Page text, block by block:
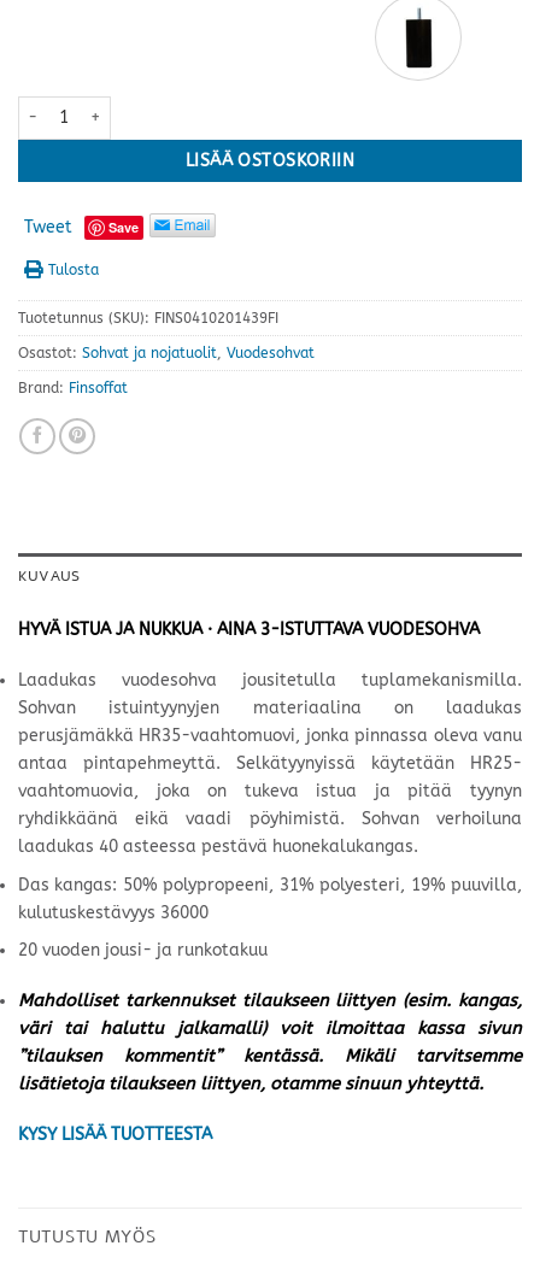
Aina 3-istuttava vuodesohva · useita värejä määrä
LISÄÄ OSTOSKORIIN
Tweet Save
Tulosta
Tuotetunnus (SKU): FINS0410201439FI
Osastot: Sohvat ja nojatuolit Vuodesohvat
Brand: Finsoffat
KUVAUS
HYVÄ ISTUA JA NUKKUA · AINA 3-ISTUTTAVA VUODESOHVA
Laadukas vuodesohva jousitetulla tuplamekanismilla.
Sohvan istuintyynyjen materiaalina on laadukas
perusjämäkkä HR35-vaahtomuovi, jonka pinnassa oleva vanu
antaa pintapehmeyttä. Selkätyynyissä käytetään HR25-
vaahtomuovia, joka on tukeva istua ja pitää tyynyn
ryhdikkäänä eikä vaadi pöyhimistä. Sohvan verhoiluna
laadukas 40 asteessa pestävä huonekalukangas.
Das kangas: 50% polypropeeni, 31% polyesteri, 19% puuvilla,
kulutuskestävyys 36000
20 vuoden jousi- ja runkotakuu
Mahdolliset tarkennukset tilaukseen liittyen (esim. kangas,
väri tai haluttu jalkamalli) voit ilmoittaa kassa sivun
”tilauksen kommentit” kentässä. Mikäli tarvitsemme
lisätietoja tilaukseen liittyen, otamme sinuun yhteyttä.
KYSY LISÄÄ TUOTTEESTA
TUTUSTU MYÖS